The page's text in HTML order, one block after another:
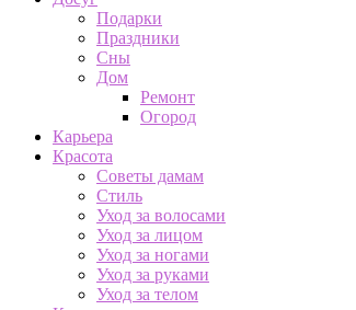
Подарки
Праздники
Сны
Дом
Ремонт
Огород
Карьера
Красота
Советы дамам
Стиль
Уход за волосами
Уход за лицом
Уход за ногами
Уход за руками
Уход за телом